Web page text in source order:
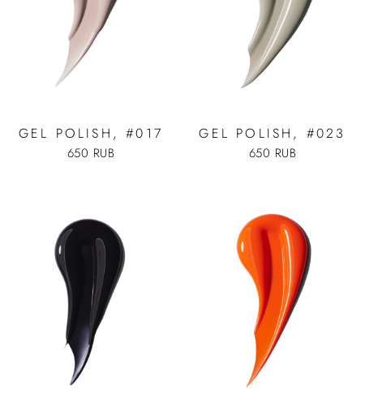
GEL POLISH, #017
650 RUB
GEL POLISH, #023
650 RUB